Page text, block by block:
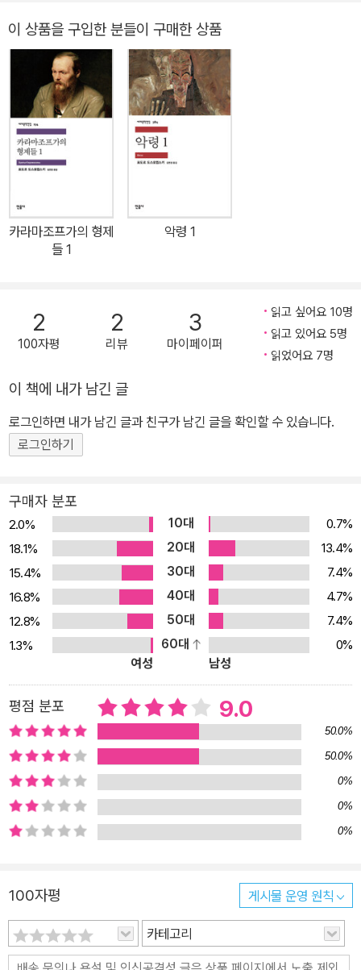
고독, 사랑, 아름다움 등에 관한 신비적 상관성을 궁극까지 추구한 릴
케 작품의 시작을 알리는 《릴케 단편선》에서는, 새로운 현실성을 추
구하며 20세기 소설의 선구가 된 《말테의 수기》의 태동을 접할 수 있
다. 릴케의 유년 시절과 러시아 여행의 체험이 녹아 있는 자전적 성격
의 단편들을 통해 그의 삶과 작품 세계에 한 발 더 다가갈 수 있을 것
이다. 작품 줄거리 릴케는 현실을 초월하는 영혼의 음향을 전하고, 언
어의 형식미를 탐구해 표현의 한계를 확대시킨 독일 시의 거장이기도
이에서 고뇌하는 조각가의 이야기인 <모두를 하나로>는 삶과 예술
사이에서 갈등하며, 우연한 것을 필연적이고 영원한 것으로 변형시키
이한 체험을 담았다. <목소리>와 <구름의 화가>에서는 일상에서 벗
어난 또 다른 세계를 들여다보는 이야기가 펼쳐지며, <노인>에서는
한 노인의 관찰을 통해 그의 내면세계를 엿보게 된다. <새하얀 행복>
른 뜻밖의 낯선 사건.세계와 조우하며, <대화>에서는 두 주인공이 예
술에 대한 서로 다른 견해를 이야기하는데 특히, 신이 만든 세상을 뛰
어넘는 예술을 주체적으로 펼쳐야 한다고 주장하는 카지미르의 예술
모습을 통해 사랑과 결혼, 조건의 문제를 다룬 <어느 사랑 이야기>와
러시아 여행을 통해 인식의 지평을 넓힌 릴케의 흔적이 담겨 있는 <
죽음의 동화>, 미래의 삶을 지향하는 청년 릴케의 꿈을 담은 자서전
적인 내용의 소설이자 《말테의 수기》가 나오게 된 배경이 된 작품인
<에발트 트라기> 등을 실었다. 릴케의 삶과 예술관이 투영된 릴케 단
편선 제1차 세계대전 시대의 혼란한 세상 속에서 릴케가 추구한 것은
인간 생존의 의미란 무엇인가 하는 것이었다. 그는 섬세한 감수성으
로 근대사회의 모순을 번뇌하고, 고독·불안·죽음·사랑·초월자 등의 문
제에 관해 깊이 있는 작품들을 써내려갔다. 이러한 주제에 대해 평생
을 탐구하고 작품 세계를 넓혀간 릴케의 작가 정신을 고려해볼 때, 그
의 초년기에 완성된 단편들은 릴케를 연구하는 데 중요한 단서가 된
다. 특히 《말테의 수기》에서 릴케가 보여준 언어와 사물의 무질서한
상태, 부조리하고 터무니없는 것이 일상적인 것만큼이나 현실적으로
보이는 분위기, 정신적 연관 관계에서 해체되어 나온 사물들의 허무
와 죽음이 상징하는 징후들을 단편 작품들에서 포착할 수 있다. 또한,
이들 단편들에서 보이는 결핍과 고독을 통해, 릴케가 궁극적으로 도
있다.
이 상품을 구입한 분들이 구매한 상품
카라마조프가의 형제
들 1
악령 1
2
100자평
2
리뷰
3
마이페이퍼
읽고 싶어요 10명
읽고 있어요 5명
읽었어요 7명
이 책에 내가 남긴 글
로그인하면 내가 남긴 글과 친구가 남긴 글을 확인할 수 있습니다.
로그인하기
구매자 분포
2.0% 10대
0.7%
18.1%
20대
13.4%
15.4%
30대
7.4%
16.8%
40대
4.7%
12.8%
50대
7.4%
1.3%
60대
0%
여성
남성
평점 분포 9.0
50.0%
50.0%
0%
0%
0%
100자평 게시물 운영 원칙
카테고리